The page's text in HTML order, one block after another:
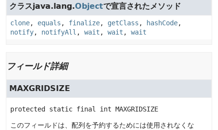
クラスjava.lang.Objectで宣言されたメソッド
clone, equals , finalize, getClass , hashCode,
notify, notifyAll , wait , wait , wait
フィールド詳細
MAXGRIDSIZE
protected static final int MAXGRIDSIZE
このフィールドは、配列を予約するためには使用されなくな